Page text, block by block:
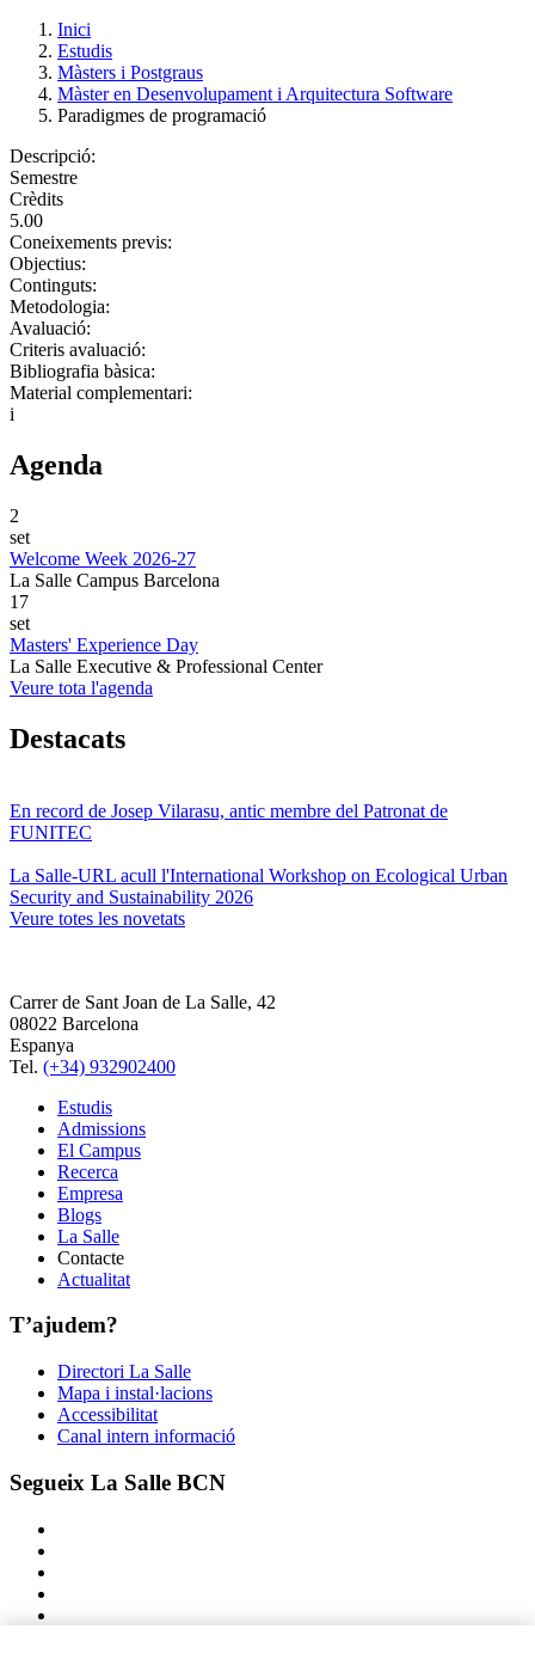
Inici
Estudis
Màsters i Postgraus
Màster en Desenvolupament i Arquitectura Software
Paradigmes de programació
Descripció:
Semestre
Crèdits
5.00
Coneixements previs:
Objectius:
Continguts:
Metodologia:
Avaluació:
Criteris avaluació:
Bibliografia bàsica:
Material complementari:
i
Agenda
2
set
Welcome Week 2026-27
La Salle Campus Barcelona
17
set
Masters' Experience Day
La Salle Executive & Professional Center
Veure tota l'agenda
Destacats
En record de Josep Vilarasu, antic membre del Patronat de
FUNITEC
La Salle-URL acull l'International Workshop on Ecological Urban
Security and Sustainability 2026
Veure totes les novetats
Carrer de Sant Joan de La Salle, 42
08022 Barcelona
Espanya
Tel. (+34) 932902400
Estudis
Admissions
El Campus
Recerca
Empresa
Blogs
La Salle
Contacte
Actualitat
T’ajudem?
Directori La Salle
Mapa i instal·lacions
Accessibilitat
Canal intern informació
Segueix La Salle BCN